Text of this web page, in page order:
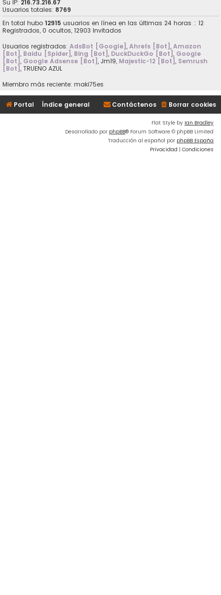
Su IP: 216.73.216.67
Usuarios totales: 8769
En total hubo 12915 usuarios en línea en las últimas 24 horas :: 12
Registrados, 0 ocultos, 12903 Invitados
Usuarios registrados: AdsBot [Google], Ahrefs [Bot], Amazon
[Bot], Baidu [Spider], Bing [Bot], DuckDuckGo [Bot], Google
[Bot], Google Adsense [Bot], Jm19, Majestic-12 [Bot], Semrush
[Bot], TRUENO AZUL
Miembro más reciente: maki75es
Portal Índice general Borrar cookies
Contáctenos
Flat Style by Ian Bradley
Desarrollado por phpBB® Forum Software © phpBB Limited
Traducción al español por phpBB España
Privacidad | Condiciones